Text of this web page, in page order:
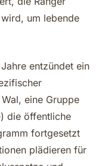
um lebende
entzündet ein
eine Gruppe
die öffentliche
fortgesetzt
plädieren für